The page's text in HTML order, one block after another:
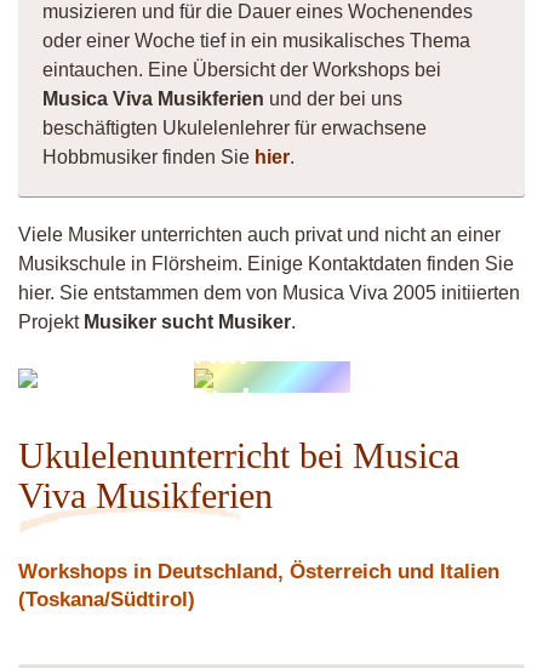
musizieren und für die Dauer eines Wochenendes
oder einer Woche tief in ein musikalisches Thema
eintauchen. Eine Übersicht der Workshops bei
Musica Viva Musikferien und der bei uns
beschäftigten Ukulelenlehrer für erwachsene
Hobbmusiker finden Sie hier.
Viele Musiker unterrichten auch privat und nicht an einer
Musikschule in Flörsheim. Einige Kontaktdaten finden Sie
hier. Sie entstammen dem von Musica Viva 2005 initiierten
Projekt Musiker sucht Musiker.
Tim
Stolzmann
Ukulelenunterricht bei Musica
Viva Musikferien
Workshops in Deutschland, Österreich und Italien
(Toskana/Südtirol)